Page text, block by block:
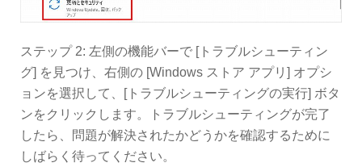
ステップ 2: 左側の機能バーで [トラブルシューティン
グ] を見つけ、右側の [Windows ストア アプリ] オプシ
ョンを選択して、[トラブルシューティングの実行] ボタ
ンをクリックします。トラブルシューティングが完了
したら、問題が解決されたかどうかを確認するために
しばらく待ってください。